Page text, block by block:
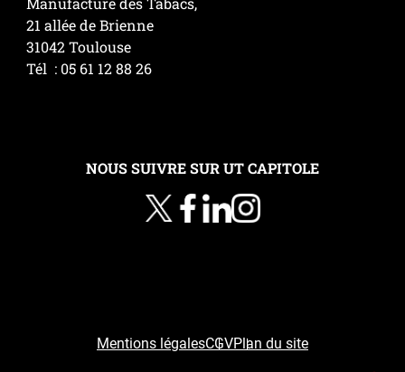
21 allée de Brienne
31042 Toulouse
Tél : 05 61 12 88 26
NOUS SUIVRE SUR UT CAPITOLE
Mentions légalesCGVPlan du site